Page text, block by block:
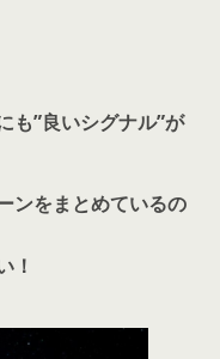
も”良いシグナル”が
ンをまとめているの
！